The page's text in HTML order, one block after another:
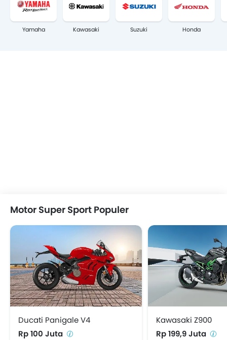
Yamaha Kawasaki Suzuki Honda
Motor Super Sport Populer
Ducati Panigale V4
Rp 100 Juta
Kawasaki Z900
Rp 199,9 Juta